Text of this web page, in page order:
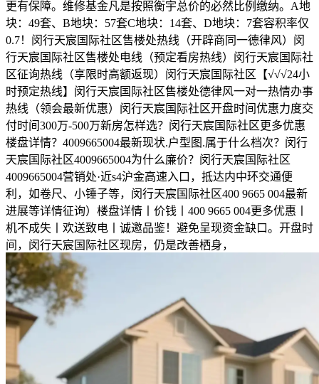
更有保障。维修基金凡是按照衡宇总价的必然比例缴纳。A地
块：49套、B地块：57套C地块：14套、D地块：7套容积率仅
0.7！闵行天宸国际社区售楼处热线（开辟商同一德律风）闵
行天宸国际社区售楼处电线（预定看房热线）闵行天宸国际社
区征询热线（享限时高额返现）闵行天宸国际社区【√√√24小
时预定热线】闵行天宸国际社区售楼处德律风一对一热情办事
热线（领会最新优惠）闵行天宸国际社区开盘时间优惠力度交
付时间300万-500万新房怎样选？闵行天宸国际社区更多优惠
楼盘详情？4009665004最新现状.户型图.属于什么档次？闵行
天宸国际社区4009665004为什么廉价？闵行天宸国际社区
4009665004营销处·近s4沪金高速入口，抵达内中环交通便
利，如卷尺、小锤子等，闵行天宸国际社区400 9665 004最新
进展等详情征询）楼盘详情丨价钱丨400 9665 004更多优惠丨
机不成失丨欢送致电丨诚邀品鉴！避免呈现资金缺口。开盘时
间，闵行天宸国际社区现房，仍是改善栖身，